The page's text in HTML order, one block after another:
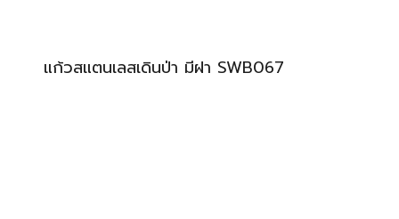
แก้วสแตนเลสเดินป่า มีฝา SWB067